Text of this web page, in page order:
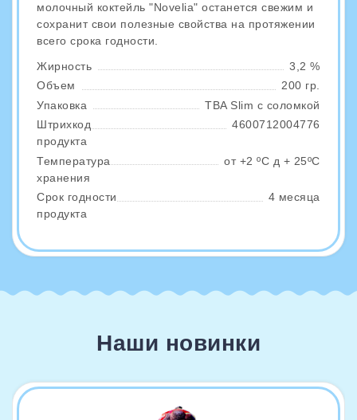
молочный коктейль "Novelia" останется свежим и
сохранит свои полезные свойства на протяжении
всего срока годности.
Жирность
3,2 %
Объем
200 гр.
Упаковка
TBA Slim с соломкой
Штрихкод
продукта
4600712004776
Температура
хранения
от +2 ºС д + 25ºС
Срок годности
продукта
4 месяца
Наши новинки